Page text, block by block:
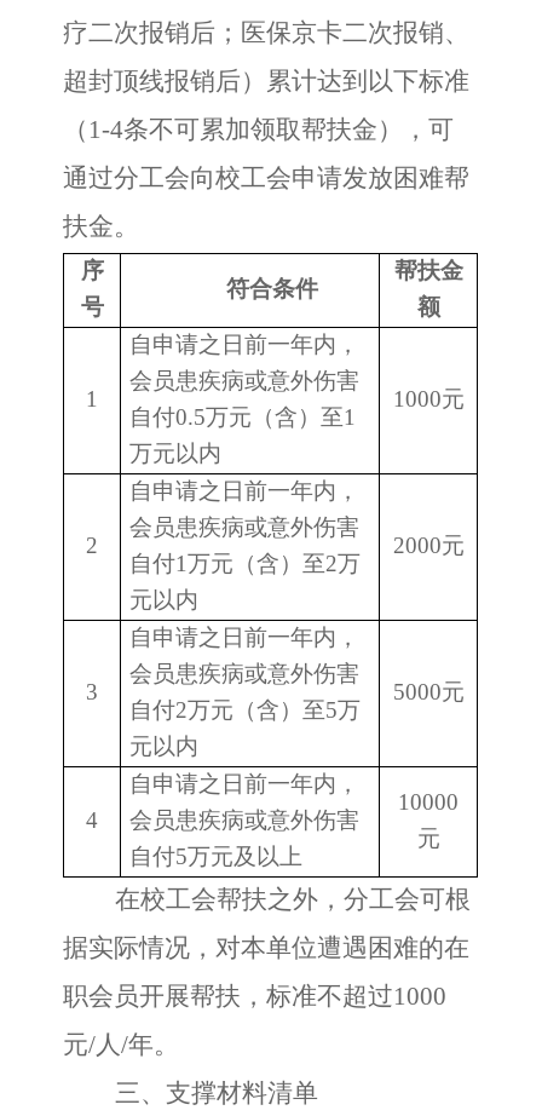
疗二次报销后；医保京卡二次报销、
超封顶线报销后）累计达到以下标准
（ 1-4条不可累加领取帮扶金），可
通过分工会向校工会申请发放困难帮
扶金。
序
号
符合条件
帮扶金
额
1
自申请之日前一年内，
会员患疾病或意外伤害
自付0.5万元（含）至1
万元以内
1000元
2
自申请之日前一年内，
会员患疾病或意外伤害
自付1万元（含）至2万
元以内
2000元
3
自申请之日前一年内，
会员患疾病或意外伤害
自付2万元（含）至5万
元以内
5000元
4
自申请之日前一年内，
会员患疾病或意外伤害
自付5万元及以上
10000
元
在校工会帮扶之外，分工会可根
据实际情况，对本单位遭遇困难的在
职会员开展帮扶，标准不超过1000
元/人/年。
三、支撑材料清单